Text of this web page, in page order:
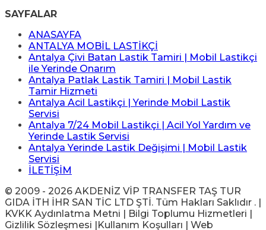
SAYFALAR
ANASAYFA
ANTALYA MOBİL LASTİKÇİ
Antalya Çivi Batan Lastik Tamiri | Mobil Lastikçi
ile Yerinde Onarım
Antalya Patlak Lastik Tamiri | Mobil Lastik
Tamir Hizmeti
Antalya Acil Lastikçi | Yerinde Mobil Lastik
Servisi
Antalya 7/24 Mobil Lastikçi | Acil Yol Yardım ve
Yerinde Lastik Servisi
Antalya Yerinde Lastik Değişimi | Mobil Lastik
Servisi
İLETİŞİM
© 2009 - 2026 AKDENİZ VİP TRANSFER TAŞ TUR
GIDA İTH İHR SAN TİC LTD ŞTİ. Tüm Hakları Saklıdır . |
KVKK Aydınlatma Metni | Bilgi Toplumu Hizmetleri |
Gizlilik Sözleşmesi |Kullanım Koşulları | Web